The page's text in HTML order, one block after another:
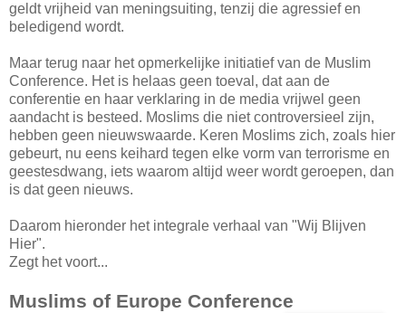
geldt vrijheid van meningsuiting, tenzij die agressief en
beledigend wordt.
Maar terug naar het opmerkelijke initiatief van de Muslim
Conference. Het is helaas geen toeval, dat aan de
conferentie en haar verklaring in de media vrijwel geen
aandacht is besteed. Moslims die niet controversieel zijn,
hebben geen nieuwswaarde. Keren Moslims zich, zoals hier
gebeurt, nu eens keihard tegen elke vorm van terrorisme en
geestesdwang, iets waarom altijd weer wordt geroepen, dan
is dat geen nieuws.
Daarom hieronder het integrale verhaal van "Wij Blijven
Hier".
Zegt het voort...
Muslims of Europe Conference